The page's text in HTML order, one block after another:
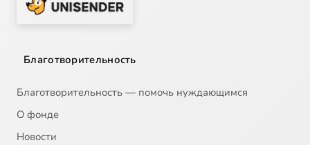
Благотворительность
Благотворительность — помочь нуждающимся
О фонде
Новости